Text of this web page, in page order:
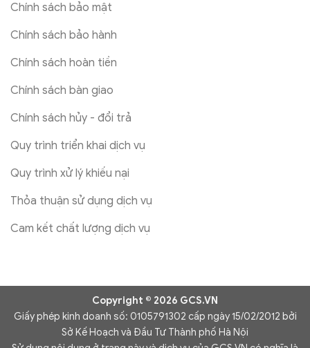
Chính sách bảo mật
Chính sách bảo hành
Chính sách hoàn tiền
Chính sách bàn giao
Chính sách hủy - đổi trả
Quy trình triển khai dịch vụ
Quy trình xử lý khiếu nại
Thỏa thuận sử dụng dịch vụ
Cam kết chất lượng dịch vụ
Copyright © 2026 GCS.VN
Giấy phép kinh doanh số: 0105791302 cấp ngày 15/02/2012 bởi
Sở Kế Hoạch và Đầu Tư Thành phố Hà Nội